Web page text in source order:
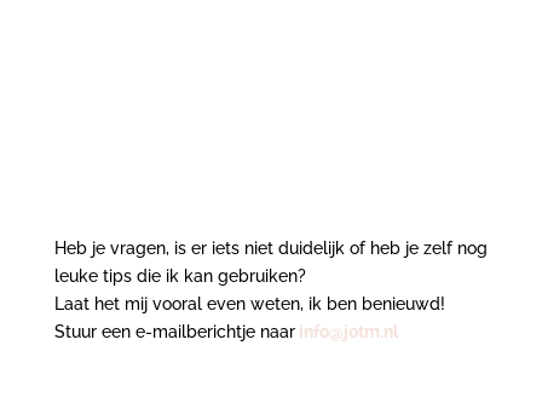
Heb je vragen, is er iets niet duidelijk of heb je zelf nog
leuke tips die ik kan gebruiken?
Laat het mij vooral even weten, ik ben benieuwd!
Stuur een e-mailberichtje naar info@jotm.nl